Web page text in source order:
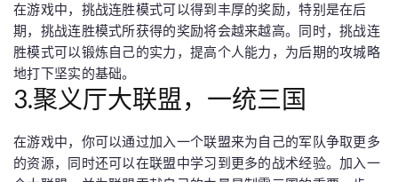
在游戏中，挑战连胜模式可以得到丰厚的奖励，特别是在后
期，挑战连胜模式所获得的奖励将会越来越高。同时，挑战连
胜模式可以锻炼自己的实力，提高个人能力，为后期的攻城略
地打下坚实的基础。
3.聚义厅大联盟，一统三国
在游戏中，你可以通过加入一个联盟来为自己的军队争取更多
的资源，同时还可以在联盟中学习到更多的战术经验。加入一